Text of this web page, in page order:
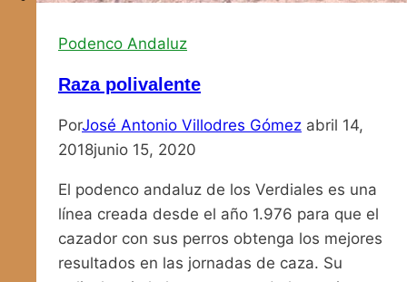
Podenco Andaluz
Raza polivalente
PorJosé Antonio Villodres Gómez abril 14,
2018junio 15, 2020
El podenco andaluz de los Verdiales es una
línea creada desde el año 1.976 para que el
cazador con sus perros obtenga los mejores
resultados en las jornadas de caza. Su